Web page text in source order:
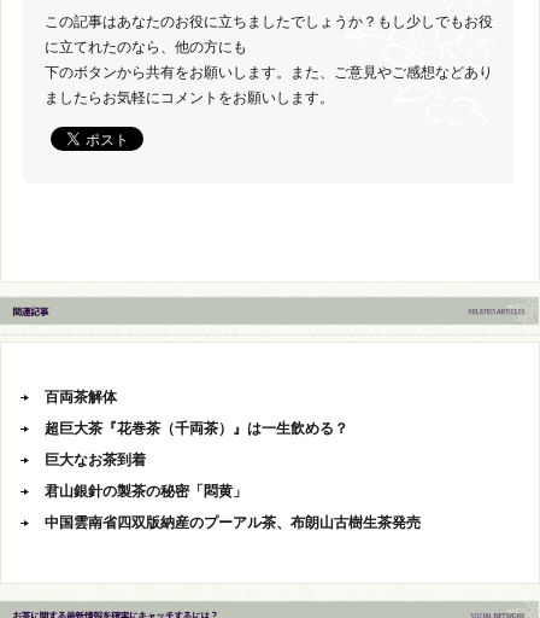
この記事はあなたのお役に立ちましたでしょうか？もし少しでもお役
に立てれたのなら、他の方にも
下のボタンから共有をお願いします。また、ご意見やご感想などあり
ましたらお気軽にコメントをお願いします。
百両茶解体
超巨大茶『花巻茶（千両茶）』は一生飲める？
巨大なお茶到着
君山銀針の製茶の秘密「悶黄」
中国雲南省四双版納産のプーアル茶、布朗山古樹生茶発売